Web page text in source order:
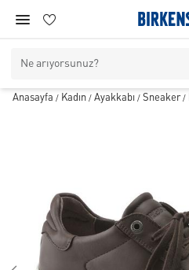
Anasayfa / Kadın / Ayakkabı / Sneaker /